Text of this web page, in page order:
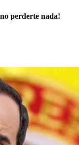
no perderte nada!